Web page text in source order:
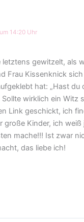
14:20 Uhr
letztens gewitzelt, als
Frau Kissenknick sich
hat: „Hast du
Sollte wirklich ein Witz
Link geschickt, ich
große Kinder, ich
mache!!! Ist zwar
das liebe ich!